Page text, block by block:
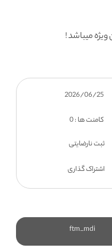
میباشد !
2026/06/25
کامنت ها : 0
ثبت نارضایتی
اشتراک گذاری
ftm_mdi